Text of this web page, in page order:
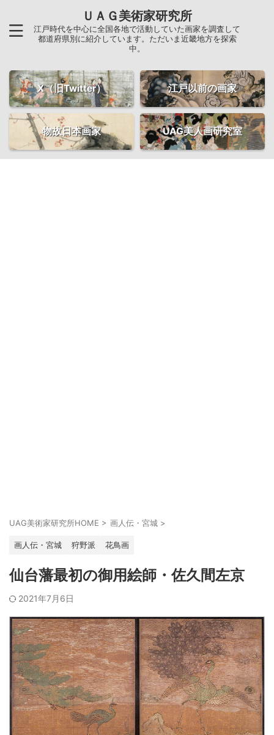
ＵＡＧ美術家研究所
江戸時代を中心に全国各地で活動していた画家を調査して
都道府県別に紹介しています。ただいま近畿地方を探索
中。
X（旧Twitter） 江戸以前の画家
物故日本画家 UAG美人画研究室
UAG美術家研究所HOME > 画人伝・宮城 >
画人伝・宮城 狩野派 花鳥画
仙台藩最初の御用絵師・佐久間左京
2021年7月6日